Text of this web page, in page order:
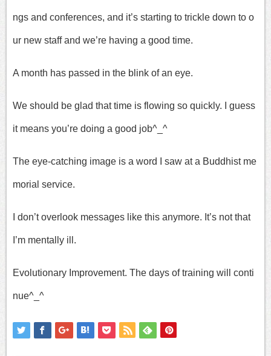
ngs and conferences, and it’s starting to trickle down to o
ur new staff and we’re having a good time.
A month has passed in the blink of an eye.
We should be glad that time is flowing so quickly. I guess
it means you’re doing a good job^_^
The eye-catching image is a word I saw at a Buddhist me
morial service.
I don’t overlook messages like this anymore. It’s not that
I’m mentally ill.
Evolutionary Improvement. The days of training will conti
nue^_^